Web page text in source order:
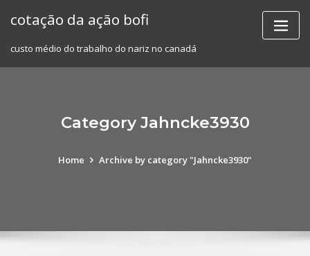
cotação da ação bofi
custo médio do trabalho do nariz no canadá
Category Jahncke3930
Home Archive by category "Jahncke3930"